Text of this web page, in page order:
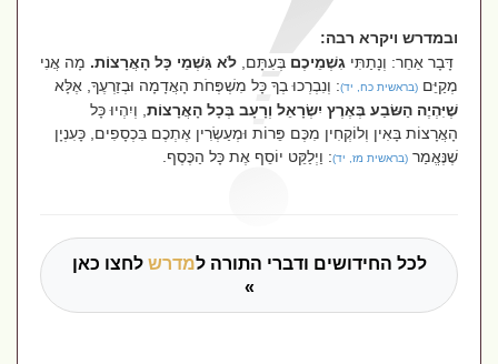
ובמדרש ויקרא רבה:
דָּבָר אַחֵר: וְנָתַתִּיגִשְׁמֵיכֶםבְּעִתָּם,לֹא גִּשְׁמֵי כָּל הָאֲרָצוֹת.מָה אֲנִי
מְקַיֵּם(בראשית כח, יד)
: וְנִבְרְכוּ בְךָ כָּל מִשְׁפְּחֹת הָאֲדָמָה וּבְזַרְעֶךָ, אֶלָּא
שֶׁיִּהְיֶה הַשּׂבַע בְּאֶרֶץ יִשְׂרָאֵל וְרָעָב בְּכָל הָאֲרָצוֹת, וְיִהְיוּ כָּל
הָאֲרָצוֹת בָּאִין וְלוֹקְחִין מִכֶּם פֵּרוֹת וּמְעַשְׂרִין אֶתְכֶם בִּכְסָפִים, כָּעִנְיָן
שֶׁנֶּאֱמַר(בראשית מז, יד) : וַיְלַקֵּט יוֹסֵף אֶת כָּל הַכֶּסֶף.
לכל החידושים ודברי התורה למדרשלחצו כאן